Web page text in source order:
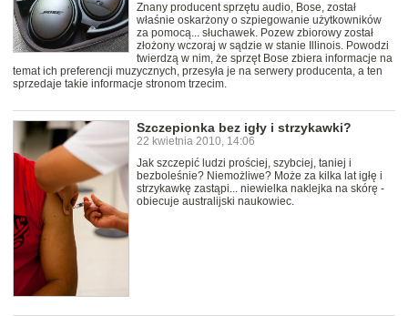
Znany producent sprzętu audio, Bose, został
właśnie oskarżony o szpiegowanie użytkowników
za pomocą... słuchawek. Pozew zbiorowy został
złożony wczoraj w sądzie w stanie Illinois. Powodzi
twierdzą w nim, że sprzęt Bose zbiera informacje na
temat ich preferencji muzycznych, przesyła je na serwery producenta, a ten
sprzedaje takie informacje stronom trzecim.
Szczepionka bez igły i strzykawki?
22 kwietnia 2010, 14:06
Jak szczepić ludzi prościej, szybciej, taniej i
bezboleśnie? Niemożliwe? Może za kilka lat igłę i
strzykawkę zastąpi... niewielka naklejka na skórę -
obiecuje australijski naukowiec.